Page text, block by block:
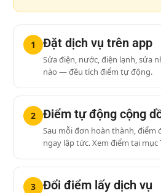
1 Đặt dịch vụ trên app
Sửa điện, nước, điện lạnh, sửa
nào — đều tích điểm tự động.
2 Điểm tự động cộng
Sau mỗi đơn hoàn thành, điểm
ngay lập tức. Xem điểm tại
3 Đổi điểm lấy dịch vụ